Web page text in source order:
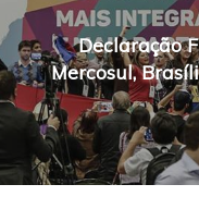
Declaração
Mercosul,